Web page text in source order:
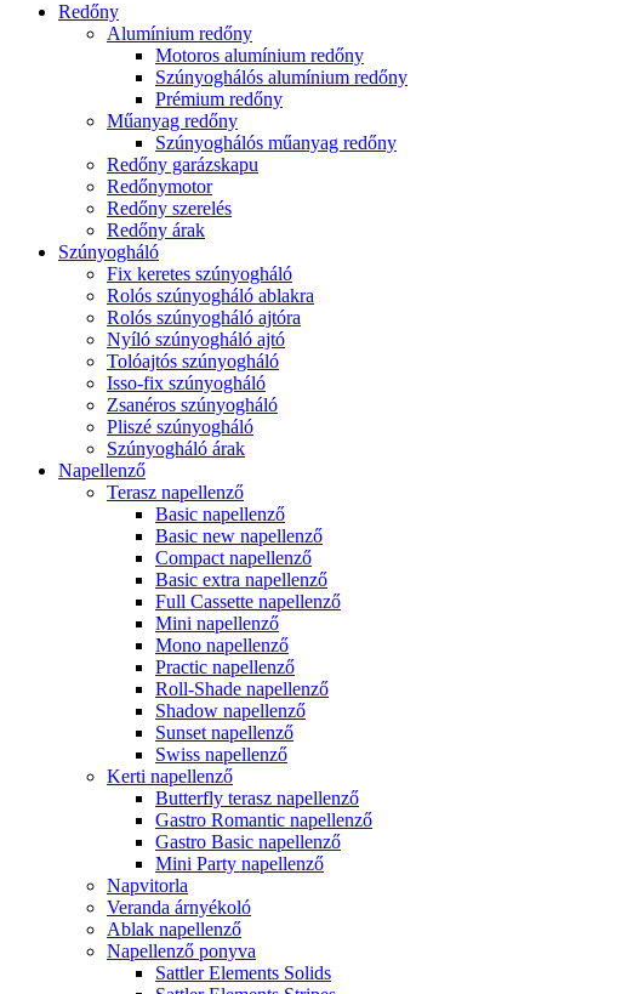
Redőny
Alumínium redőny
Motoros alumínium redőny
Szúnyoghálós alumínium redőny
Prémium redőny
Műanyag redőny
Szúnyoghálós műanyag redőny
Redőny garázskapu
Redőnymotor
Redőny szerelés
Redőny árak
Szúnyogháló
Fix keretes szúnyogháló
Rolós szúnyogháló ablakra
Rolós szúnyogháló ajtóra
Nyíló szúnyogháló ajtó
Tolóajtós szúnyogháló
Isso-fix szúnyogháló
Zsanéros szúnyogháló
Pliszé szúnyogháló
Szúnyogháló árak
Napellenző
Terasz napellenző
Basic napellenző
Basic new napellenző
Compact napellenző
Basic extra napellenző
Full Cassette napellenző
Mini napellenző
Mono napellenző
Practic napellenző
Roll-Shade napellenző
Shadow napellenző
Sunset napellenző
Swiss napellenző
Kerti napellenző
Butterfly terasz napellenző
Gastro Romantic napellenző
Gastro Basic napellenző
Mini Party napellenző
Napvitorla
Veranda árnyékoló
Ablak napellenző
Napellenző ponyva
Sattler Elements Solids